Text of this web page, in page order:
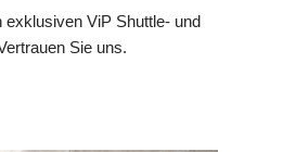
exklusiven ViP Shuttle- und
Sie uns.